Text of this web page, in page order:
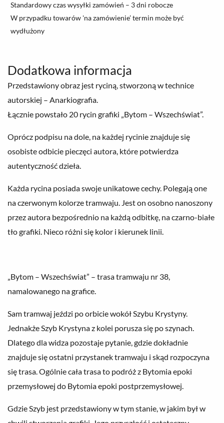
Standardowy czas wysyłki zamówień – 3 dni robocze
W przypadku towarów 'na zamówienie’ termin może być
wydłużony
Dodatkowa informacja
Przedstawiony obraz jest ryciną, stworzoną w technice
autorskiej – Anarkiografia.
Łącznie powstało 20 rycin grafiki „Bytom – Wszechświat”.
Oprócz podpisu na dole, na każdej rycinie znajduje się
osobiste odbicie pieczęci autora, które potwierdza
autentyczność dzieła.
Każda rycina posiada swoje unikatowe cechy. Polegają one
na czerwonym kolorze tramwaju. Jest on osobno nanoszony
przez autora bezpośrednio na każdą odbitkę, na czarno-białe
tło grafiki. Nieco różni się kolor i kierunek linii.
„Bytom – Wszechświat” – trasa tramwaju nr 38,
namalowanego na grafice.
Sam tramwaj jeździ po orbicie wokół Szybu Krystyny.
Jednakże Szyb Krystyna z kolei porusza się po szynach.
Dlatego dla widza pozostaje pytanie, gdzie dokładnie
znajduje się ostatni przystanek tramwaju i skąd rozpoczyna
się trasa. Ogólnie cała trasa to podróż z Bytomia epoki
przemysłowej do Bytomia epoki postprzemysłowej.
Gdzie Szyb jest przedstawiony w tym stanie, w jakim był w